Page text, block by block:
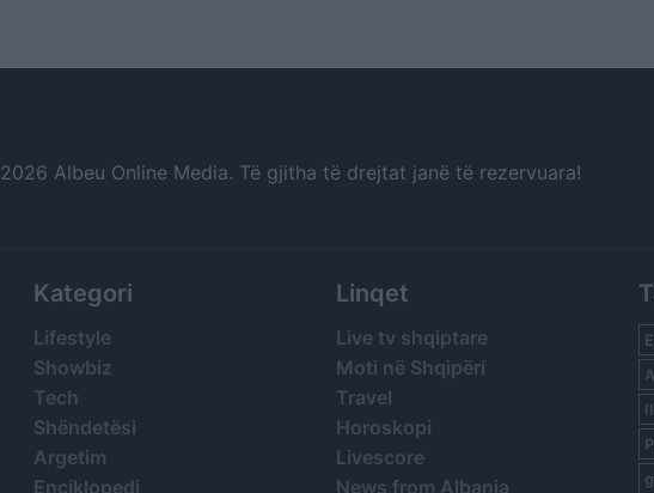
2026 Albeu Online Media. Të gjitha të drejtat janë të rezervuara!
Kategori
Lifestyle
Showbiz
Tech
Shëndetësi
Argetim
Enciklopedi
Linqet
Live tv shqiptare
Moti në Shqipëri
Travel
Horoskopi
Livescore
News from Albania